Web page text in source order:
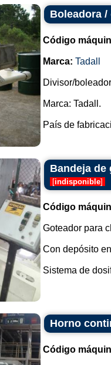
Boleadora
Código
Marca: Tadall
Divisor/
Marca: Tadall.
País de
Bandeja de
[indisponible]
Código
Goteador para
Con depósito
Sistema de
Horno
Código